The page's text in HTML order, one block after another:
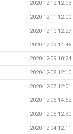
2020-12-12 12:03
2020-12-11 12:00
2020-12-10 12:27
2020-12-09 14:45
2020-12-09 10:24
2020-12-08 12:10
2020-12-07 12:01
2020-12-06 14:52
2020-12-05 12:30
2020-12-04 12:11